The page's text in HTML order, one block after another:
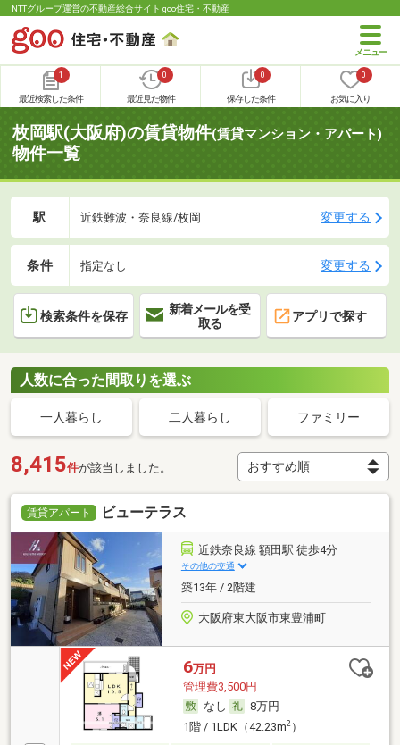
NTTグループ運営の不動産総合サイト goo住宅・不動産
1
最近検索した条件
0
最近見た物件
0
保存した条件
0
お気に入り
枚岡駅(大阪府)の賃貸物件(賃貸マンション・アパート)
物件一覧
駅 近鉄難波・奈良線/枚岡 変更する
条件 指定なし 変更する
検索条件を保存
新着メールを受
取る
アプリで探す
人数に合った間取りを選ぶ
一人暮らし 二人暮らし ファミリー
8,415件が該当しました。
賃貸アパート ビューテラス
近鉄奈良線 額田駅 徒歩4分
その他の交通
築13年 / 2階建
大阪府東大阪市東豊浦町
6万円
管理費3,500円
なし
8万円
1階 / 1LDK（42.23m2）